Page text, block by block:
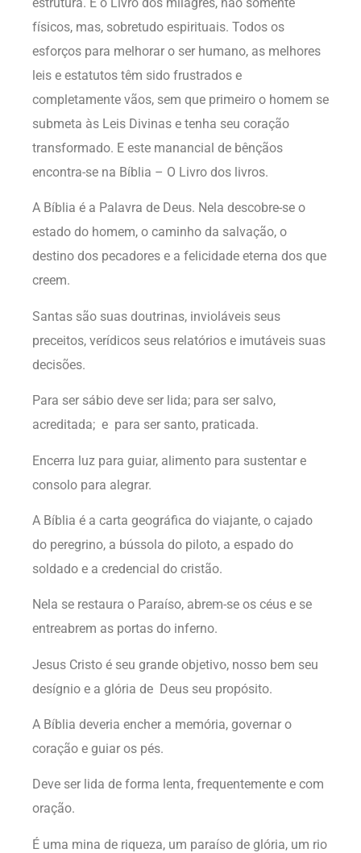
físicos, mas, sobretudo espirituais. Todos os
esforços para melhorar o ser humano, as melhores
leis e estatutos têm sido frustrados e
completamente vãos, sem que primeiro o homem se
submeta às Leis Divinas e tenha seu coração
transformado. E este manancial de bênçãos
encontra-se na Bíblia – O Livro dos livros.
A Bíblia é a Palavra de Deus. Nela descobre-se o
estado do homem, o caminho da salvação, o
destino dos pecadores e a felicidade eterna dos que
creem.
Santas são suas doutrinas, invioláveis seus
preceitos, verídicos seus relatórios e imutáveis suas
decisões.
Para ser sábio deve ser lida; para ser salvo,
acreditada; e para ser santo, praticada.
Encerra luz para guiar, alimento para sustentar e
consolo para alegrar.
A Bíblia é a carta geográfica do viajante, o cajado
do peregrino, a bússola do piloto, a espado do
soldado e a credencial do cristão.
Nela se restaura o Paraíso, abrem-se os céus e se
entreabrem as portas do inferno.
Jesus Cristo é seu grande objetivo, nosso bem seu
desígnio e a glória de Deus seu propósito.
A Bíblia deveria encher a memória, governar o
coração e guiar os pés.
Deve ser lida de forma lenta, frequentemente e com
oração.
É uma mina de riqueza, um paraíso de glória, um rio